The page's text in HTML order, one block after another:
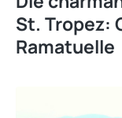
St. Tropez:
Ramatuelle